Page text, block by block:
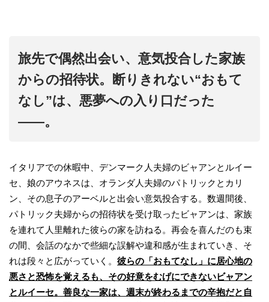
旅先で偶然出会い、意気投合した家族
からの招待状。断りきれない“おもて
なし”は、悪夢への入り口だった
――。
イタリアでの休暇中、デンマーク人夫婦のビャアンとルイー
セ、娘のアウネスは、オランダ人夫婦のパトリックとカリ
ン、その息子のアーベルと出会い意気投合する。数週間後、
パトリック夫婦からの招待状を受け取ったビャアンは、家族
を連れて人里離れた彼らの家を訪ねる。再会を喜んだのも束
の間、会話のなかで些細な誤解や違和感が生まれていき、そ
れは段々と広がっていく。 彼らの「おもてなし」に居心地の
悪さと恐怖を覚えるも、その好意をむげにできないビャアン
とルイーセ。善良な一家は、週末が終わるまでの辛抱だと自